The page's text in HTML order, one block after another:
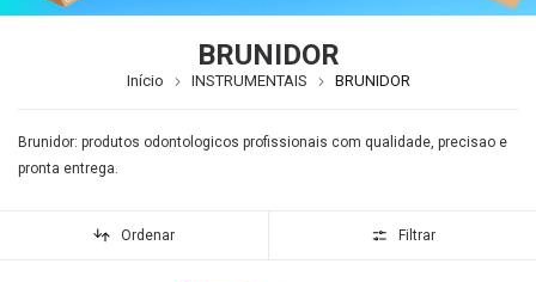
BRUNIDOR
Início INSTRUMENTAIS BRUNIDOR
Brunidor: produtos odontologicos profissionais com qualidade, precisao e
pronta entrega.
Ordenar Filtrar